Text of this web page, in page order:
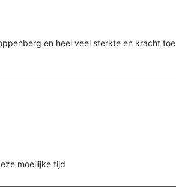
en heel veel sterkte en kracht toe
moeilijke tijd